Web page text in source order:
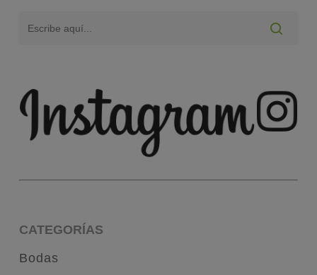
CATEGORÍAS
Bodas